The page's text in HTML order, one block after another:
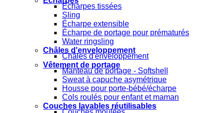
Écharpes tissées
Sling
Écharpe extensible
Écharpe de portage pour prématurés
Water ringsling
Châles d'enveloppement
Châles d'enveloppement
Vêtement de portage
Manteau de portage - Softshell
Sweat à capuche asymétrique
Housse pour porte-bébé/écharpe
Cols roulés pour enfant et maman
Couches lavables réutilisables